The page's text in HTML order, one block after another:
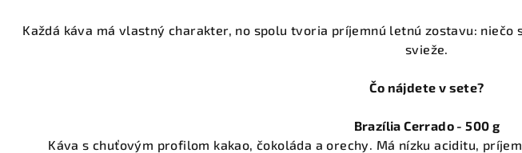
Každá káva má vlastný charakter, no spolu tvoria príjemnú letnú zostavu: niečo
svieže.
Čo nájdete v sete?
Brazília Cerrado - 500 g
Káva s chuťovým profilom kakao, čokoláda a orechy. Má nízku aciditu,